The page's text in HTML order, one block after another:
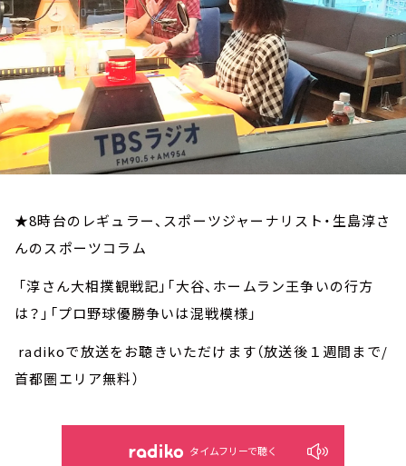
★8時台のレギュラー、スポーツジャーナリスト・生島淳さ
んのスポーツコラム
「淳さん大相撲観戦記」「大谷、ホームラン王争いの行方
は？」「プロ野球優勝争いは混戦模様」
radikoで放送をお聴きいただけます（放送後１週間まで/
首都圏エリア無料）
タイムフリーで聴く